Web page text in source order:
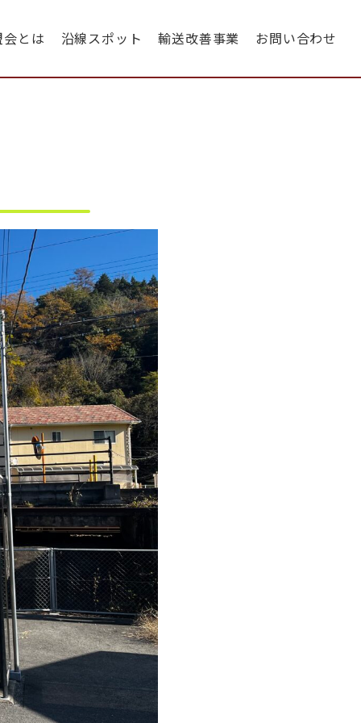
とは 沿線スポット 輸送改善事業 お問い合わせ